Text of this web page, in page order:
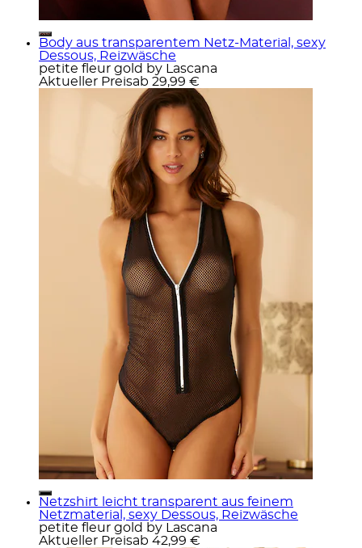
Body aus transparentem Netz-Material, sexy
Dessous, Reizwäsche
petite fleur gold by Lascana
Aktueller Preisab 29,99 €
Netzshirt leicht transparent aus feinem
Netzmaterial, sexy Dessous, Reizwäsche
petite fleur gold by Lascana
Aktueller Preisab 42,99 €